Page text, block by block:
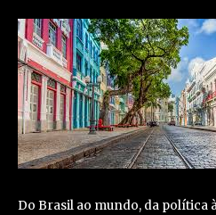
Do Brasil ao mundo, da política